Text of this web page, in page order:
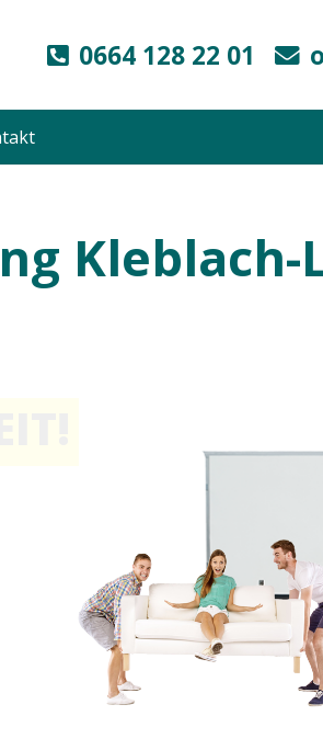
0664 128 22 01
Kleblach-